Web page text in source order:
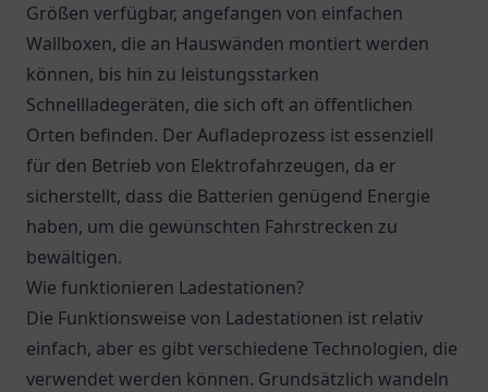
Größen verfügbar, angefangen von einfachen
Wallboxen, die an Hauswänden montiert werden
können, bis hin zu leistungsstarken
Schnellladegeräten, die sich oft an öffentlichen
Orten befinden. Der Aufladeprozess ist essenziell
für den Betrieb von Elektrofahrzeugen, da er
sicherstellt, dass die Batterien genügend Energie
haben, um die gewünschten Fahrstrecken zu
bewältigen.
Wie funktionieren Ladestationen?
Die Funktionsweise von Ladestationen ist relativ
einfach, aber es gibt verschiedene Technologien, die
verwendet werden können. Grundsätzlich wandeln